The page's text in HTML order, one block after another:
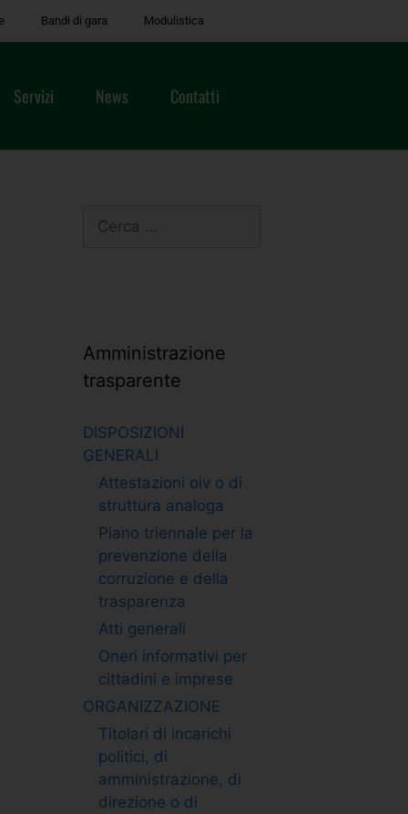
Bandi di gara Modulistica
Servizi News Contatti
Amministrazione
trasparente
DISPOSIZIONI
GENERALI
Attestazioni oiv o di
struttura analoga
Piano triennale per la
prevenzione della
corruzione e della
trasparenza
Atti generali
Oneri informativi per
cittadini e imprese
ORGANIZZAZIONE
Titolari di incarichi
politici, di
amministrazione, di
direzione o di